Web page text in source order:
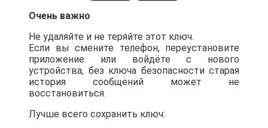
Очень важно
Не удаляйте и не теряйте этот ключ.
Если вы смените телефон, переустановите
приложение или войдёте с нового
устройства, без ключа безопасности старая
история сообщений может не
восстановиться.
Лучше всего сохранить ключ: